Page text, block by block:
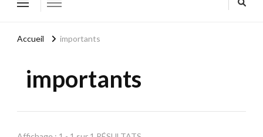
Accueil importants
importants